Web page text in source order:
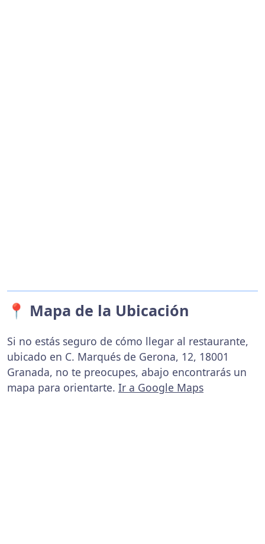
📍 Mapa de la Ubicación
Si no estás seguro de cómo llegar al restaurante,
ubicado en C. Marqués de Gerona, 12, 18001
Granada, no te preocupes, abajo encontrarás un
mapa para orientarte. Ir a Google Maps